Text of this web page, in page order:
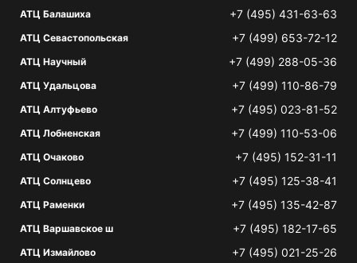
АТЦ Балашиха +7 (495) 431-63-63
АТЦ Севастопольская +7 (499) 653-72-12
АТЦ Научный +7 (499) 288-05-36
АТЦ Удальцова +7 (499) 110-86-79
АТЦ Алтуфьево +7 (495) 023-81-52
АТЦ Лобненская +7 (499) 110-53-06
АТЦ Очаково +7 (495) 152-31-11
АТЦ Солнцево +7 (495) 125-38-41
АТЦ Раменки +7 (495) 135-42-87
АТЦ Варшавское ш +7 (495) 182-17-65
АТЦ Измайлово +7 (495) 021-25-26